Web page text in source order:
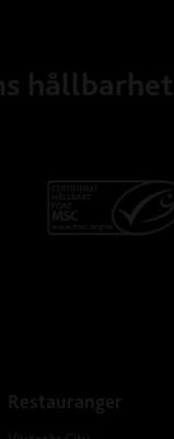
hållbarhet
Restauranger